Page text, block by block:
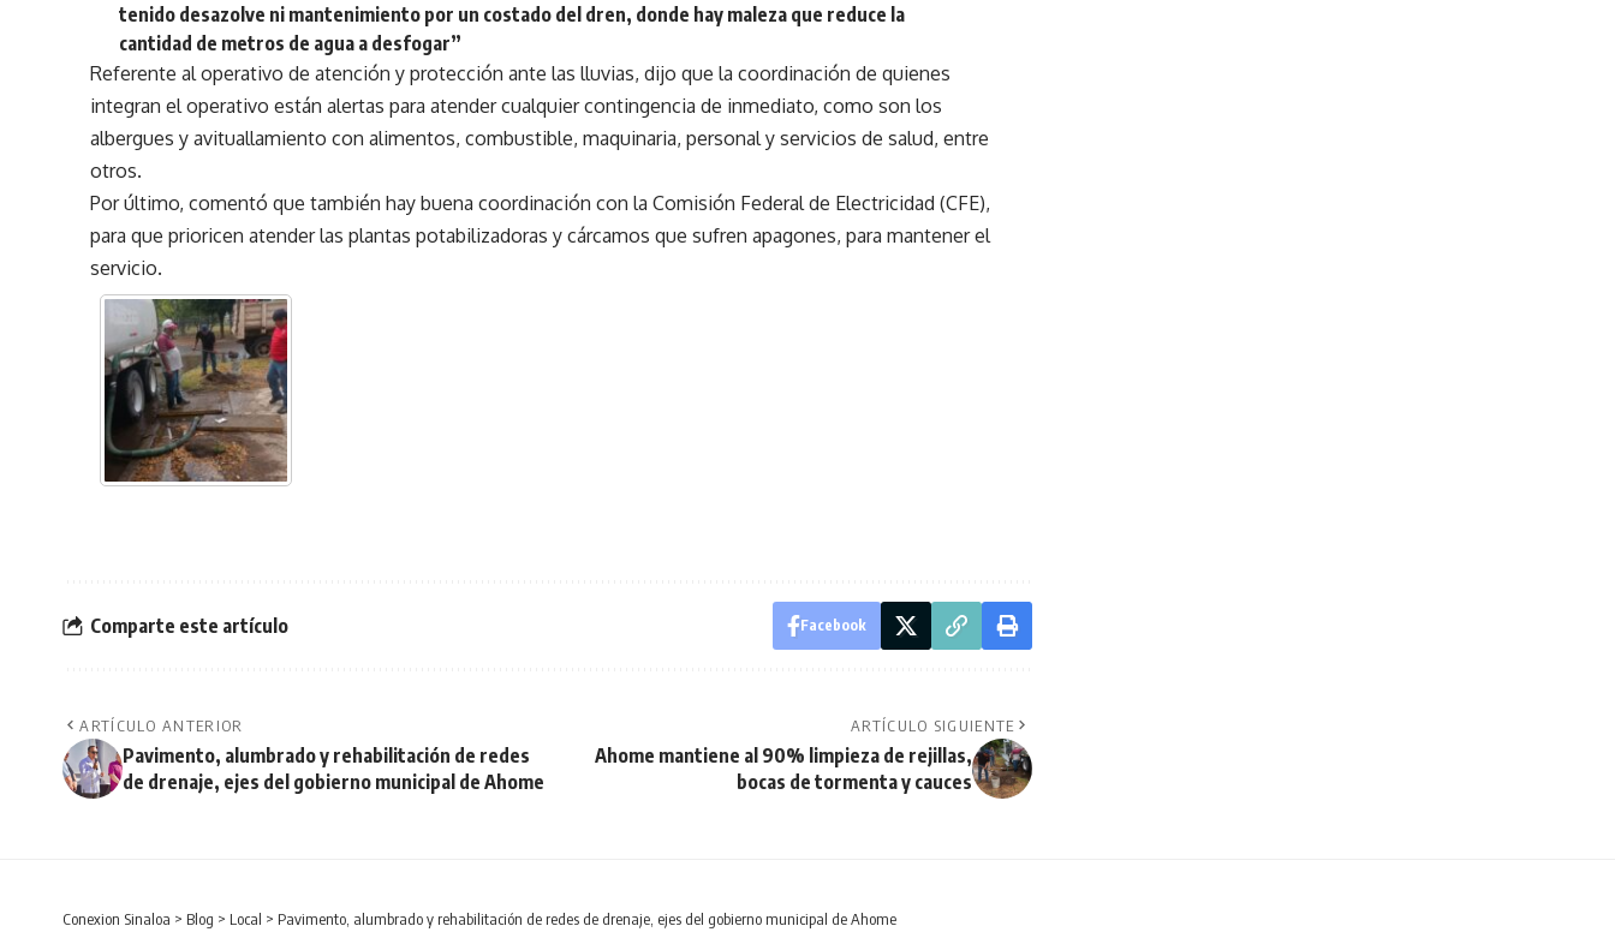
tenido desazolve ni mantenimiento por un costado del dren, donde hay maleza que reduce la
cantidad de metros de agua a desfogar”
Referente al operativo de atención y protección ante las lluvias, dijo que la coordinación de quienes
integran el operativo están alertas para atender cualquier contingencia de inmediato, como son los
albergues y avituallamiento con alimentos, combustible, maquinaria, personal y servicios de salud, entre
otros.
Por último, comentó que también hay buena coordinación con la Comisión Federal de Electricidad (CFE),
para que prioricen atender las plantas potabilizadoras y cárcamos que sufren apagones, para mantener el
servicio.
Comparte este artículo Facebook
ARTÍCULO ANTERIOR
Pavimento, alumbrado y rehabilitación de redes
de drenaje, ejes del gobierno municipal de Ahome
ARTÍCULO SIGUIENTE
Ahome mantiene al 90% limpieza de rejillas,
bocas de tormenta y cauces
Conexion Sinaloa > Blog > Local > Pavimento, alumbrado y rehabilitación de redes de drenaje, ejes del gobierno municipal de Ahome